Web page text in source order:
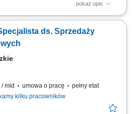
pokaż opis
telefonicznych z klientami
trwałych relacji z klientami i rozwijanie
Realizacja planów
ds. Sprzedaży
mid umowa o pracę
pełny etat
kilku pracowników